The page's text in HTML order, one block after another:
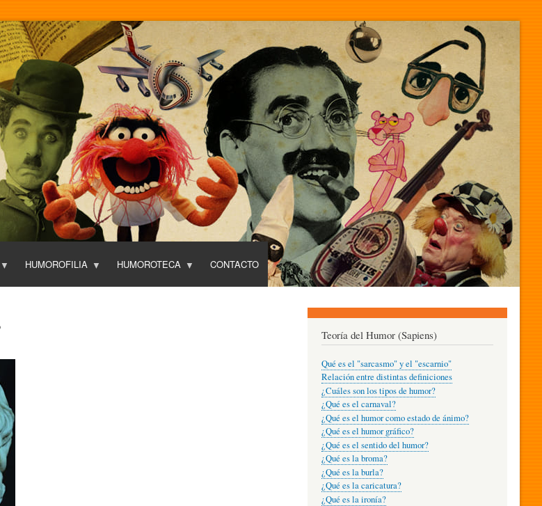
Pasar
al
contenido
principal
HUMOROFILIA
O
HUMOROTECA
P
CONTACTO
Teoría del Humor (Sapiens)
Qué es el "sarcasmo" y el "escarnio"
Relación entre distintas definiciones
¿Cuáles son los tipos de humor?
¿Qué es el carnaval?
¿Qué es el humor como estado de ánimo?
¿Qué es el humor gráfico?
¿Qué es el sentido del humor?
¿Qué es la broma?
¿Qué es la burla?
¿Qué es la caricatura?
¿Qué es la ironía?